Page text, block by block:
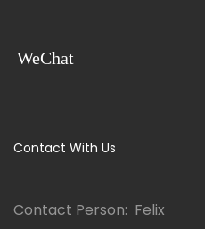
WeChat
Contact With Us
Contact Person: Felix